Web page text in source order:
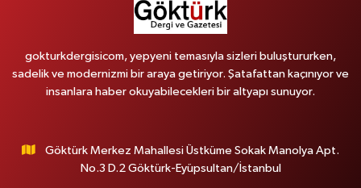
gokturkdergisicom, yepyeni temasıyla sizleri buluştururken,
sadelik ve modernizmi bir araya getiriyor. Şatafattan kaçınıyor ve
insanlara haber okuyabilecekleri bir altyapı sunuyor.
Göktürk Merkez Mahallesi Üstküme Sokak Manolya Apt.
No.3 D.2 Göktürk-Eyüpsultan/İstanbul